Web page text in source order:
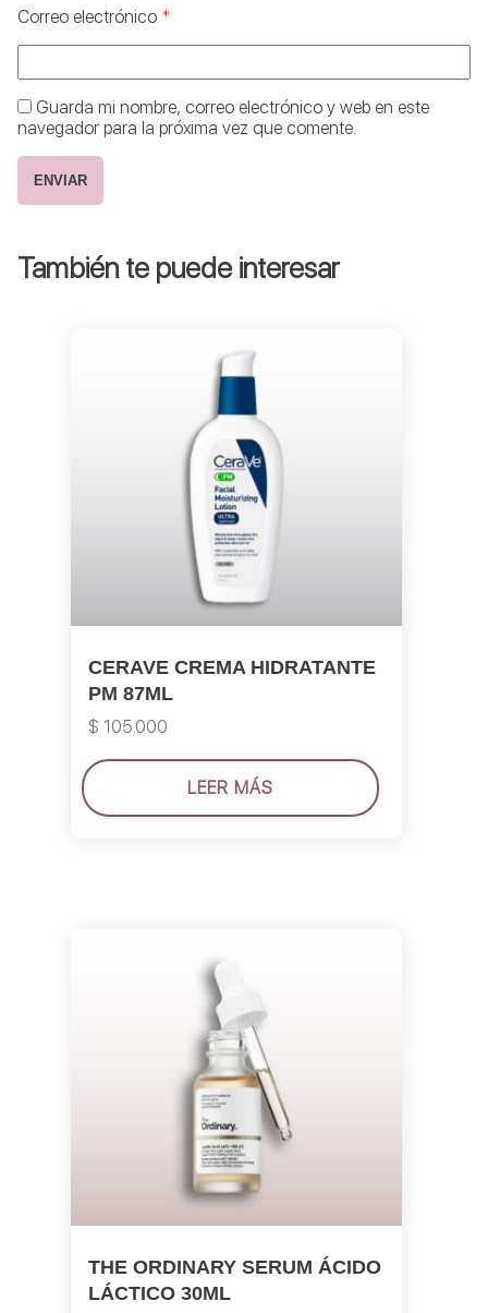
Correo electrónico *
Guarda mi nombre, correo electrónico y web en este
navegador para la próxima vez que comente.
También te puede interesar
CERAVE CREMA HIDRATANTE
PM 87ML
$ 105.000
LEER MÁS
THE ORDINARY SERUM ÁCIDO
LÁCTICO 30ML